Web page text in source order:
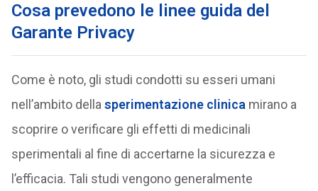
Cosa prevedono le linee guida del
Garante Privacy
Come è noto, gli studi condotti su esseri umani
nell’ambito della sperimentazione clinica mirano a
scoprire o verificare gli effetti di medicinali
sperimentali al fine di accertarne la sicurezza e
l’efficacia. Tali studi vengono generalmente